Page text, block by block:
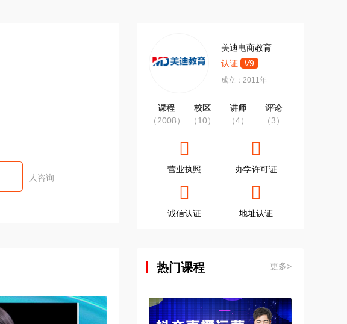
人咨询
美迪电商教育
认证
V9
成立：2011年
课程
（2008）
校区
（10）
讲师
（4）
评论
（3）
营业执照 办学许可证
诚信认证 地址认证
热门课程 更多>